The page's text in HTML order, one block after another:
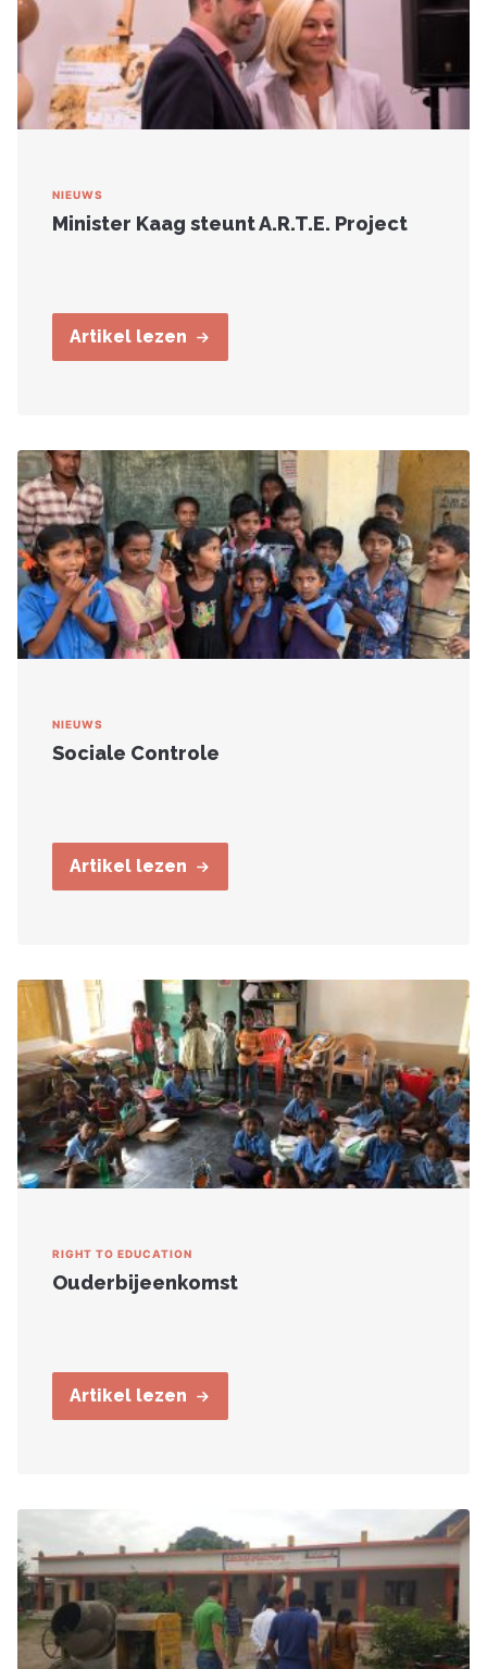
NIEUWS
Minister Kaag steunt A.R.T.E. Project
Artikel lezen
NIEUWS
Sociale Controle
Artikel lezen
RIGHT TO EDUCATION
Ouderbijeenkomst
Artikel lezen